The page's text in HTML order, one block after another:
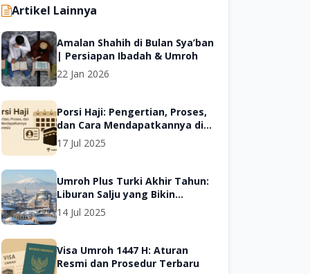
Artikel Lainnya
Amalan Shahih di Bulan Sya’ban
| Persiapan Ibadah & Umroh
22 Jan 2026
Porsi Haji: Pengertian, Proses,
dan Cara Mendapatkannya di
Indonesia
17 Jul 2025
Umroh Plus Turki Akhir Tahun:
Liburan Salju yang Bikin
Keluarga Bahagia
14 Jul 2025
Visa Umroh 1447 H: Aturan
Resmi dan Prosedur Terbaru